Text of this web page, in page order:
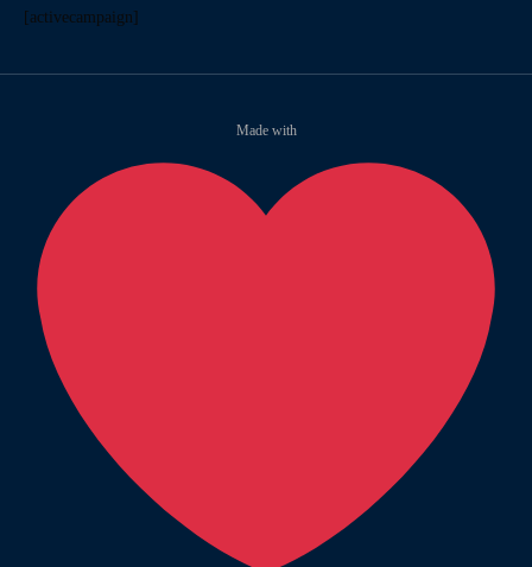
[activecampaign]
Made with